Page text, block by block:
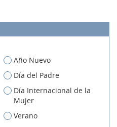
Año Nuevo
Día del Padre
Día Internacional de la
Mujer
Verano